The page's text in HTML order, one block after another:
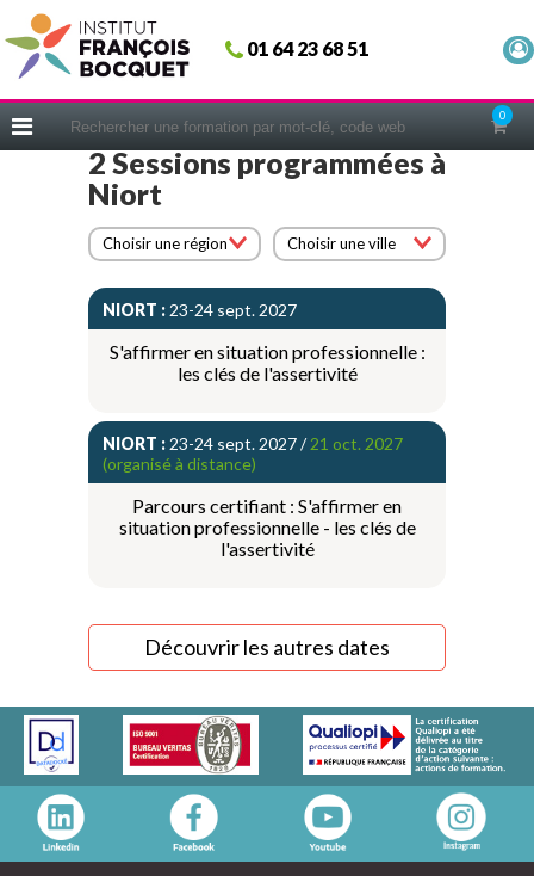
01 64 23 68 51
0
Fermer
ACCUEIL
CERIFICATIONS
INTRAS | SUR-MESURE
COACHING
NOUS CONNAÎTRE
CONSEILS MICRO-COACHING
WEBINAIRES
QUESTIONNAIRE GRATUIT
2 Sessions programmées à
Niort
Choisir une région Choisir une ville
NIORT : 23-24 sept. 2027
S'affirmer en situation professionnelle :
les clés de l'assertivité
NIORT : 23-24 sept. 2027 /21 oct. 2027
(organisé à distance)
Parcours certifiant : S'affirmer en
situation professionnelle - les clés de
l'assertivité
Découvrir les autres dates